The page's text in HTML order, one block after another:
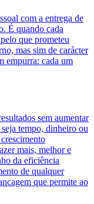
com a entrega de
É quando cada
que prometeu
mas sim de carácter
empurra: cada um
sem aumentar
tempo, dinheiro ou
mais, melhor e
da eficiência
de qualquer
que permite ao